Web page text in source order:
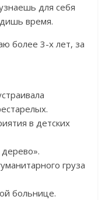
для себя
время.
более 3-х лет, за
в детских
груза
больнице.